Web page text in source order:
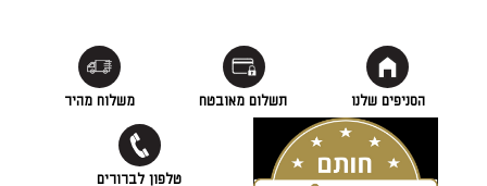
הסניפים שלנו תשלום מאובטח משלוח מהיר